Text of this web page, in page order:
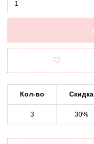
Кол-во Скидка
3 30%